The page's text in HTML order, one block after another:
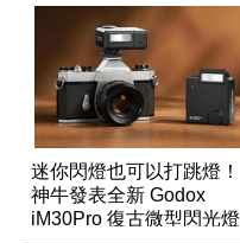
迷你閃燈也可以打跳燈！
神牛發表全新 Godox
iM30Pro 復古微型閃光燈